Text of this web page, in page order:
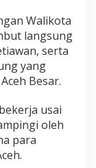
Walikota
langsung
serta
yang
Besar.
usai
oleh
para